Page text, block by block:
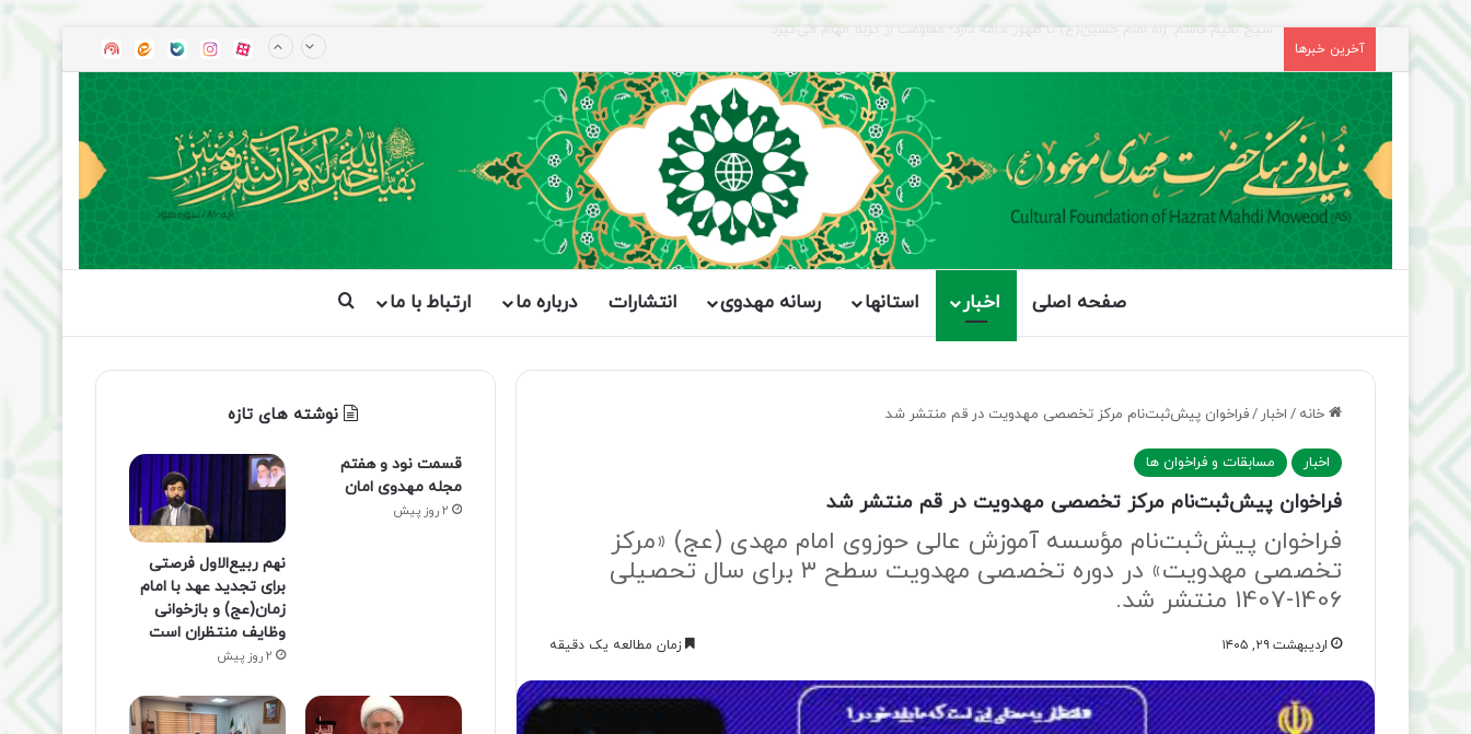
آخرین خبرها آپاراتاینستاگرام
بله ایتا
صفحه اصلی اخبار استانها رسانه مهدوی انتشارات درباره ما ارتباط با ما جستجو برای
خانه / اخبار /فراخوان پیش‌ثبت‌نام مرکز تخصصی مهدویت در قم منتشر شد
اخبار مسابقات و فراخوان ها
فراخوان پیش‌ثبت‌نام مرکز تخصصی مهدویت در قم منتشر شد
فراخوان پیش‌ثبت‌نام مؤسسه آموزش عالی حوزوی امام مهدی (عج) «مرکز
تخصصی مهدویت» در دوره تخصصی مهدویت سطح ۳ برای سال تحصیلی
1406-1407 منتشر شد.
اردیبهشت ۲۹, ۱۴۰۵ زمان مطالعه یک دقیقه
نوشته های تازه
قسمت نود و هفتم
مجله مهدوی امان
2 روز پیش
نهم ربیع‌الاول فرصتی
برای تجدید عهد با امام
زمان(عج) و بازخوانی
وظایف منتظران است
2 روز پیش